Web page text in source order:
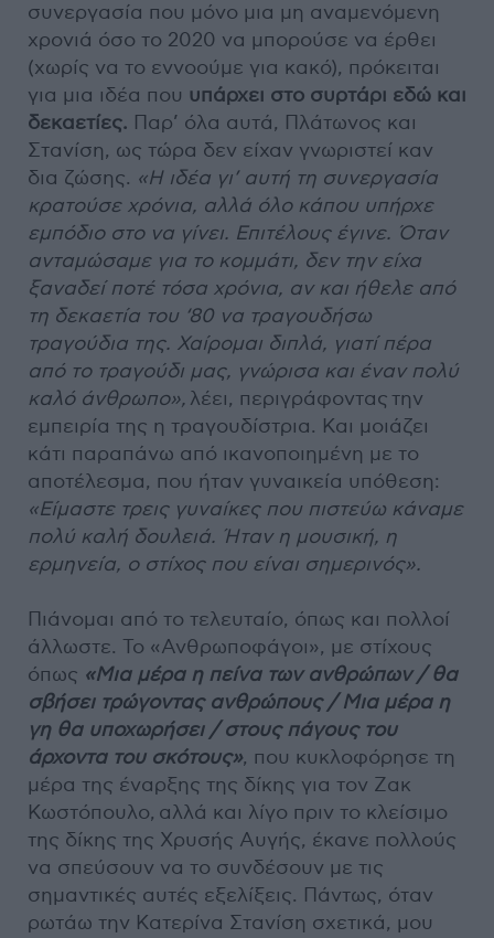
συνεργασία που μόνο μια μη αναμενόμενη
χρονιά όσο το 2020 να μπορούσε να έρθει
(χωρίς να το εννοούμε για κακό), πρόκειται
για μια ιδέα που υπάρχει στο συρτάρι εδώ και
δεκαετίες. Παρ’ όλα αυτά, Πλάτωνος και
Στανίση, ως τώρα δεν είχαν γνωριστεί καν
δια ζώσης. «Η ιδέα γι’ αυτή τη συνεργασία
κρατούσε χρόνια, αλλά όλο κάπου υπήρχε
εμπόδιο στο να γίνει. Επιτέλους έγινε. Όταν
ανταμώσαμε για το κομμάτι, δεν την είχα
ξαναδεί ποτέ τόσα χρόνια, αν και ήθελε από
τη δεκαετία του ‘80 να τραγουδήσω
τραγούδια της. Χαίρομαι διπλά, γιατί πέρα
από το τραγούδι μας, γνώρισα και έναν πολύ
καλό άνθρωπο», λέει, περιγράφοντας την
εμπειρία της η τραγουδίστρια. Και μοιάζει
κάτι παραπάνω από ικανοποιημένη με το
αποτέλεσμα, που ήταν γυναικεία υπόθεση:
«Είμαστε τρεις γυναίκες που πιστεύω κάναμε
πολύ καλή δουλειά. Ήταν η μουσική, η
ερμηνεία, ο στίχος που είναι σημερινός».
Πιάνομαι από το τελευταίο, όπως και πολλοί
άλλωστε. Το «Ανθρωποφάγοι», με στίχους
όπως «Μια μέρα η πείνα των ανθρώπων / θα
σβήσει τρώγοντας ανθρώπους / Μια μέρα η
γη θα υποχωρήσει / στους πάγους του
άρχοντα του σκότους», που κυκλοφόρησε τη
μέρα της έναρξης της δίκης για τον Ζακ
Κωστόπουλο, αλλά και λίγο πριν το κλείσιμο
της δίκης της Χρυσής Αυγής, έκανε πολλούς
να σπεύσουν να το συνδέσουν με τις
σημαντικές αυτές εξελίξεις. Πάντως, όταν
ρωτάω την Κατερίνα Στανίση σχετικά, μου